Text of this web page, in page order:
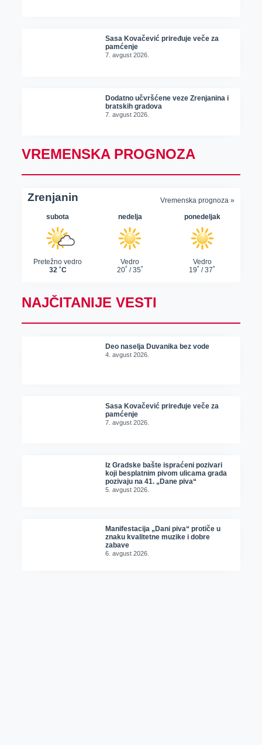
Sasa Kovačević priređuje veče za
pamćenje
7. avgust 2026.
Dodatno učvršćene veze Zrenjanina i
bratskih gradova
7. avgust 2026.
VREMENSKA PROGNOZA
NAJČITANIJE VESTI
Deo naselja Duvanika bez vode
4. avgust 2026.
Sasa Kovačević priređuje veče za
pamćenje
7. avgust 2026.
Iz Gradske bašte ispraćeni pozivari
koji besplatnim pivom ulicama grada
pozivaju na 41. „Dane piva“
5. avgust 2026.
Manifestacija „Dani piva“ protiče u
znaku kvalitetne muzike i dobre
zabave
6. avgust 2026.